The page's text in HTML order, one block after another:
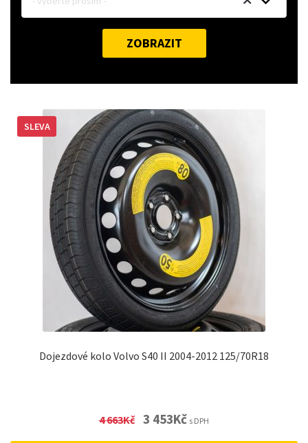
ZOBRAZIT
Dojezdové kolo Volvo S40 II 2004-2012 125/70R18
SLEVA
4 663Kč Original
3 453KčCurrent
s DPH